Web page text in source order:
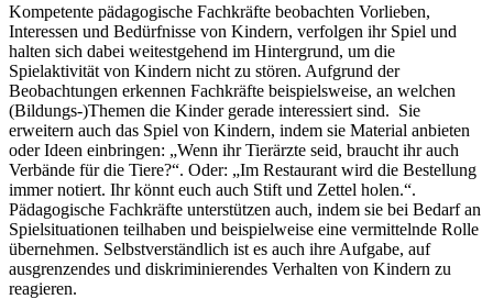
Kompetente pädagogische Fachkräfte beobachten Vorlieben,
Interessen und Bedürfnisse von Kindern, verfolgen ihr Spiel und
halten sich dabei weitestgehend im Hintergrund, um die
Spielaktivität von Kindern nicht zu stören. Aufgrund der
Beobachtungen erkennen Fachkräfte beispielsweise, an welchen
(Bildungs-)Themen die Kinder gerade interessiert sind. Sie
erweitern auch das Spiel von Kindern, indem sie Material anbieten
oder Ideen einbringen: „Wenn ihr Tierärzte seid, braucht ihr auch
Verbände für die Tiere?“. Oder: „Im Restaurant wird die Bestellung
immer notiert. Ihr könnt euch auch Stift und Zettel holen.“.
Pädagogische Fachkräfte unterstützen auch, indem sie bei Bedarf an
Spielsituationen teilhaben und beispielweise eine vermittelnde Rolle
übernehmen. Selbstverständlich ist es auch ihre Aufgabe, auf
ausgrenzendes und diskriminierendes Verhalten von Kindern zu
reagieren.